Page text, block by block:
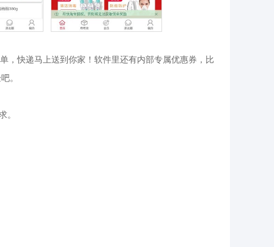
，快递马上送到你家！软件里还有内部专属优惠券，比
。
。